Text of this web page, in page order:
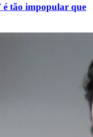
é tão impopular que